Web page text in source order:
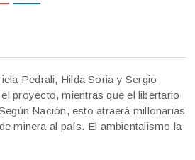
Pedrali, Hilda Soria y Sergio
proyecto, mientras que el libertario
Nación, esto atraerá millonarias
minera al país. El ambientalismo la